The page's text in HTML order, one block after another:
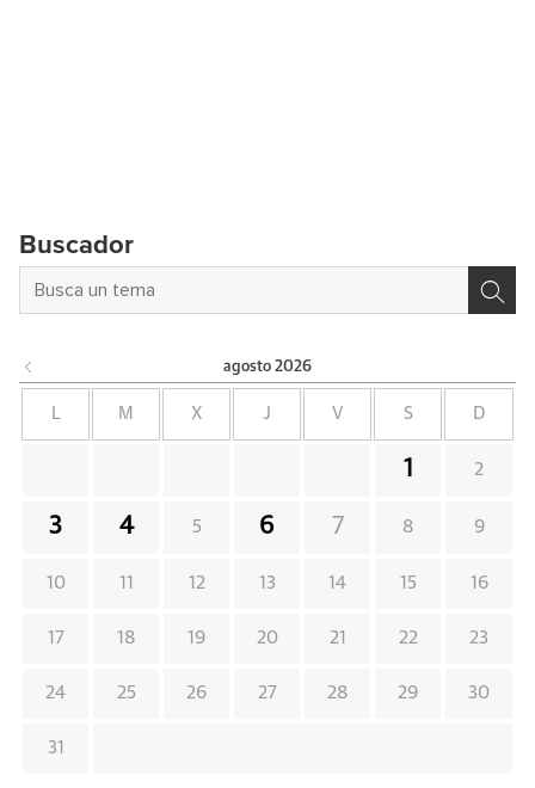
Buscador
agosto 2026
L M X J V S D
1 2
3 4 5 6 7 8 9
10 11 12 13 14 15 16
17 18 19 20 21 22 23
24 25 26 27 28 29 30
31